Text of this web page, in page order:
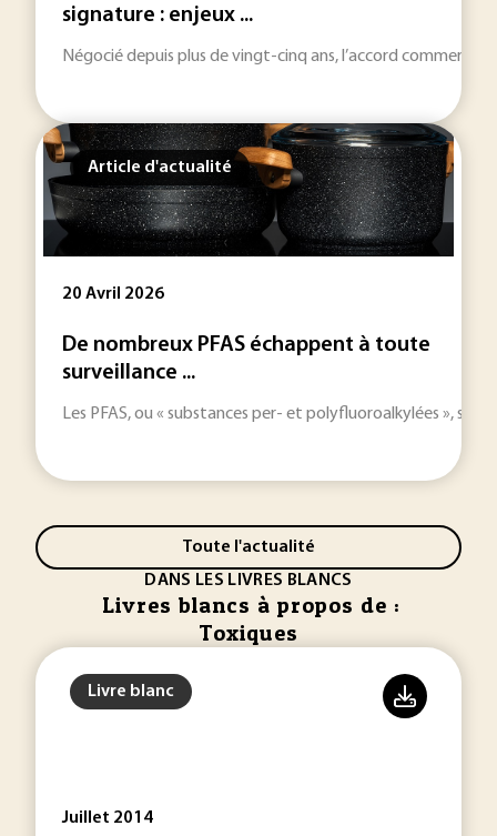
signature : enjeux ...
Négocié depuis plus de vingt-cinq ans, l’accord
Article d'actualité
20 Avril 2026
De nombreux PFAS échappent à toute
surveillance ...
Les PFAS, ou « substances per- et polyfluoroalkylées »,
Toute l'actualité
DANS LES LIVRES BLANCS
Livres blancs à propos de :
Toxiques
Livre blanc
Juillet 2014